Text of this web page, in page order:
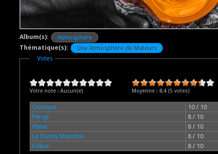
Album(s):
Atmosphere
Thématique(s):
Une Atmosphère de Mateurs
Masquer
Votes
Votre note : Aucun(e) Moyenne : 8.4 (5 votes)
Quoique
10 / 10
Persyl
8 / 10
Phine
8 / 10
Le Dandy Manchot
8 / 10
Céline
8 / 10